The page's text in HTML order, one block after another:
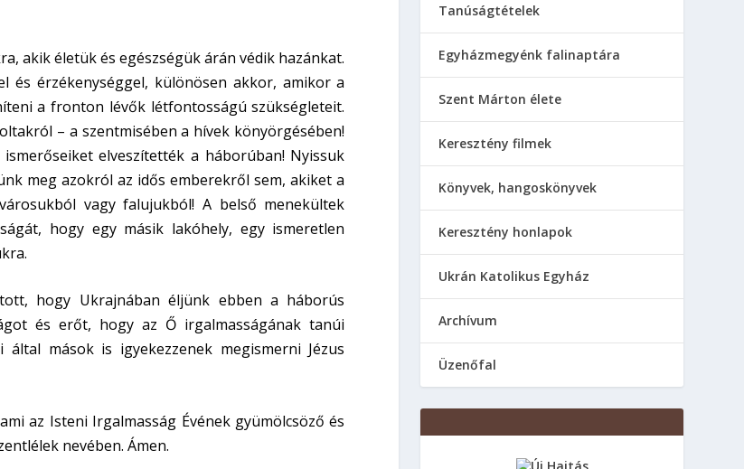
akik életük és egészségük árán védik hazánkat.
és érzékenységgel, különösen akkor, amikor a
a fronton lévők létfontosságú szükségleteit.
– a szentmisében a hívek könyörgésében!
elveszítették a háborúban! Nyissuk
meg azokról az idős emberekről sem, akiket a
vagy falujukból! A belső menekültek
hogy egy másik lakóhely, egy ismeretlen
hogy Ukrajnában éljünk ebben a háborús
és erőt, hogy az Ő irgalmasságának tanúi
mások is igyekezzenek megismerni Jézus
az Isteni Irgalmasság Évének gyümölcsöző és
nevében. Ámen.
Tanúságtételek
Egyházmegyénk falinaptára
Szent Márton élete
Keresztény filmek
Könyvek, hangoskönyvek
Keresztény honlapok
Ukrán Katolikus Egyház
Аrchívum
Üzenőfal